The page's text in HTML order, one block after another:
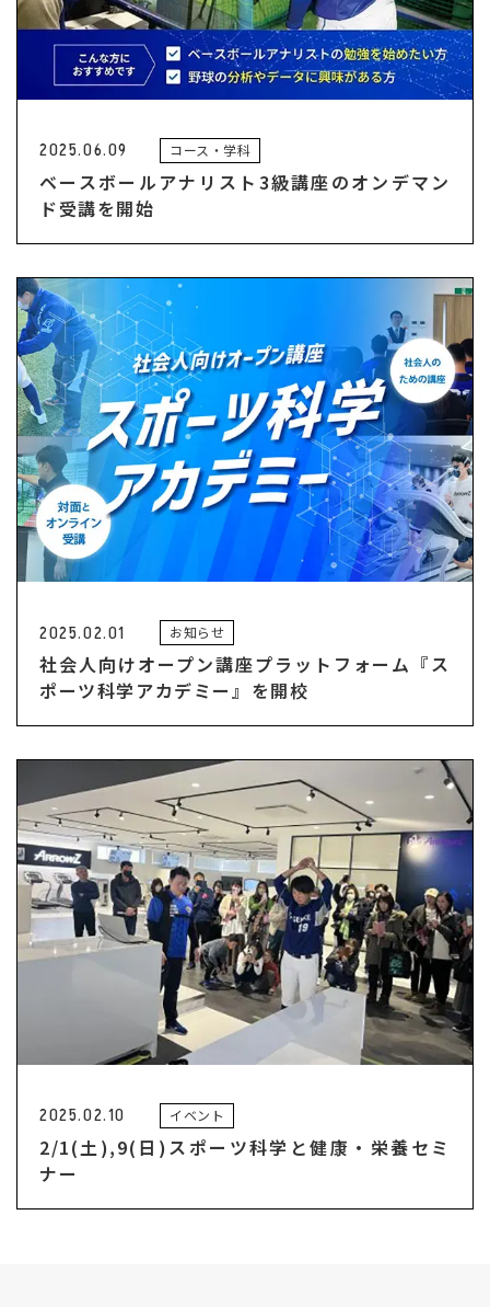
2025.06.09 コース・学科
ベースボールアナリスト3級講座のオンデマン
ド受講を開始
2025.02.01 お知らせ
社会人向けオープン講座プラットフォーム『ス
ポーツ科学アカデミー』を開校
2025.02.10 イベント
2/1(土),9(日)スポーツ科学と健康・栄養セミ
ナー